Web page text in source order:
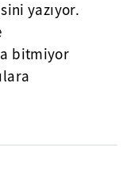
yazıyor.
bitmiyor